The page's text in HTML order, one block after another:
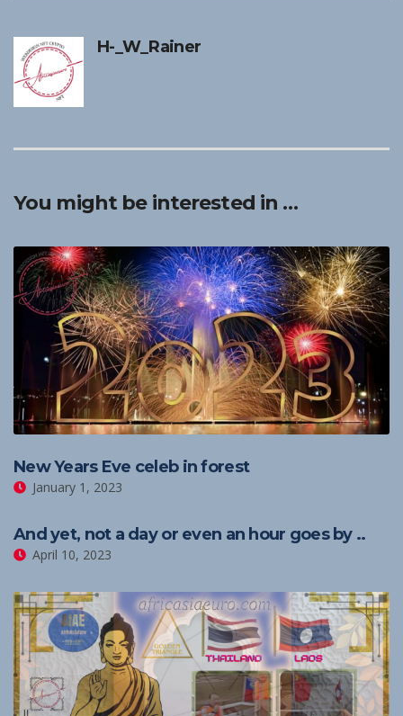
H-_W_Rainer
You might be interested in …
New Years Eve celeb in forest
January 1, 2023
And yet, not a day or even an hour goes by ..
April 10, 2023